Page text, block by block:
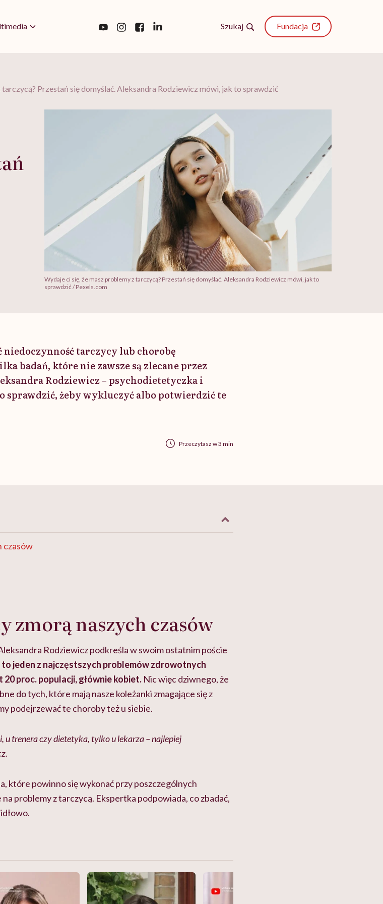
Szukaj Fundacja
Przestań się domyślać. Aleksandra Rodziewicz mówi, jak to sprawdzić
Wydaje ci się, że masz problemy z tarczycą? Przestań się domyślać. Aleksandra Rodziewicz mówi, jak to
sprawdzić / Pexels.com
niedoczynność tarczycy lub chorobę
badań, które nie zawsze są zlecane przez
Rodziewicz – psychodietetyczka i
sprawdzić, żeby wykluczyć albo potwierdzić te
Przeczytasz w 3 min
czasów
zmorą naszych czasów
Rodziewicz podkreśla w swoim ostatnim poście
jeden z najczęstszych problemów zdrowotnych
proc. populacji, głównie kobiet. Nic więc dziwnego, że
do tych, które mają nasze koleżanki zmagające się z
podejrzewać te choroby też u siebie.
u trenera czy dietetyka, tylko u lekarza – najlepiej
które powinno się wykonać przy poszczególnych
problemy z tarczycą. Ekspertka podpowiada, co zbadać,